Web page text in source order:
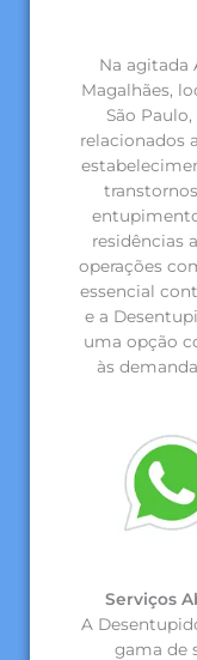
Na agitada
Magalhães,
São
relacionados
residências
operações
essencial
e a
uma opção
às
Serviços
A
gama de